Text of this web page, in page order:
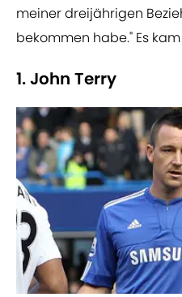
meiner dreijährigen
bekommen habe." Es
1. John Terry